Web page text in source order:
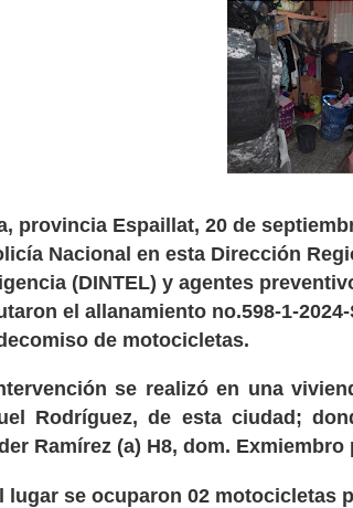
provincia Espaillat, 20 de
Nacional en esta Dirección
(DINTEL) y agentes
el allanamiento no.598-1-
de motocicletas.
se realizó en una
Rodríguez, de esta ciudad;
Ramírez (a) H8, dom. Exmiembro
lugar se ocuparon 02 motocicletas